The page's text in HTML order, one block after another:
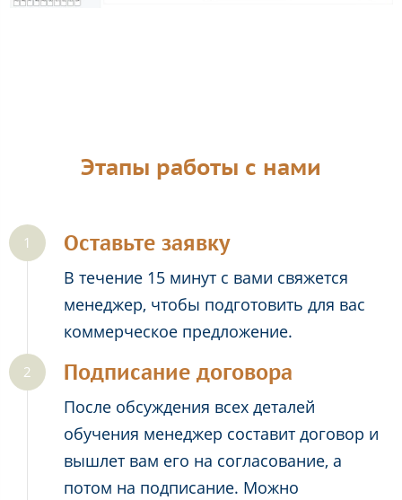
Этапы работы с нами
Оставьте заявку
В течение 15 минут с вами свяжется
менеджер, чтобы подготовить для вас
коммерческое предложение.
Подписание договора
После обсуждения всех деталей
обучения менеджер составит договор и
вышлет вам его на согласование, а
потом на подписание. Можно